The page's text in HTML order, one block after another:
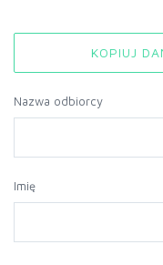
KOPIUJ
Nazwa odbiorcy
Imię